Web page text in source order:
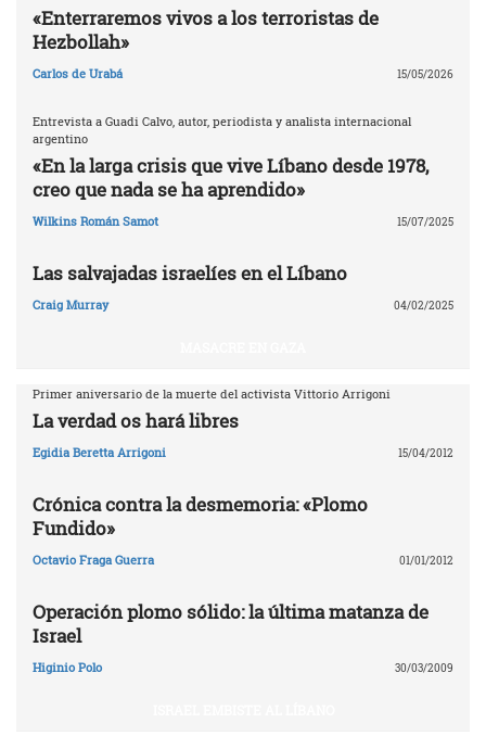
«Enterraremos vivos a los terroristas de
Hezbollah»
Carlos de Urabá 15/05/2026
Entrevista a Guadi Calvo, autor, periodista y analista internacional
argentino
«En la larga crisis que vive Líbano desde 1978,
creo que nada se ha aprendido»
Wilkins Román Samot 15/07/2025
Las salvajadas israelíes en el Líbano
Craig Murray 04/02/2025
Primer aniversario de la muerte del activista Vittorio Arrigoni
La verdad os hará libres
Egidia Beretta Arrigoni 15/04/2012
Crónica contra la desmemoria: «Plomo
Fundido»
Octavio Fraga Guerra 01/01/2012
Operación plomo sólido: la última matanza de
Israel
Higinio Polo 30/03/2009